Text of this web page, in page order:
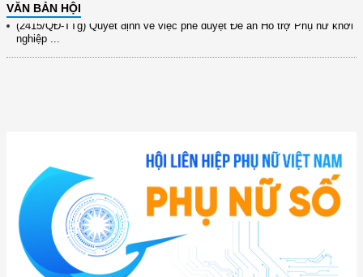
VĂN BẢN HỘI
(2415/QĐ-TTg) Quyết định về việc phê duyệt Đề án Hỗ trợ Phụ nữ khởi
nghiệp ...